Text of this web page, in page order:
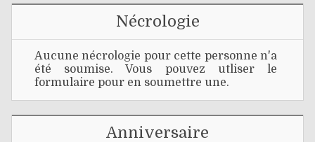
Nécrologie
Aucune nécrologie pour cette personne n'a
été soumise. Vous pouvez utliser le
formulaire pour en soumettre une.
Anniversaire